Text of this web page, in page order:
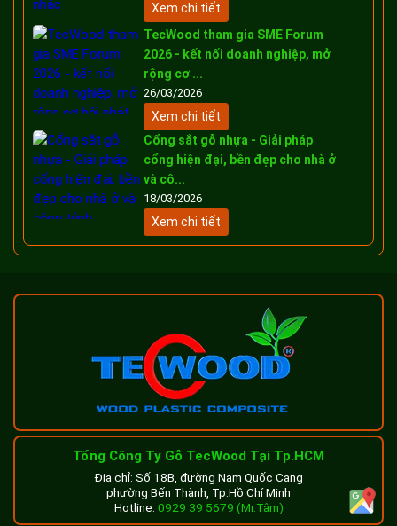
Xem chi tiết
TecWood tham gia SME Forum
2026 - kết nối doanh nghiệp, mở
rộng cơ ...
26/03/2026
Xem chi tiết
Cổng sắt gỗ nhựa - Giải pháp
cổng hiện đại, bền đẹp cho nhà ở
và cô...
18/03/2026
Xem chi tiết
Tổng Công Ty Gỗ TecWood Tại Tp.HCM
Địa chỉ: Số 18B, đường Nam Quốc Cang
phường Bến Thành, Tp.Hồ Chí Minh
Hotline: 0929 39 5679 (Mr.Tâm)